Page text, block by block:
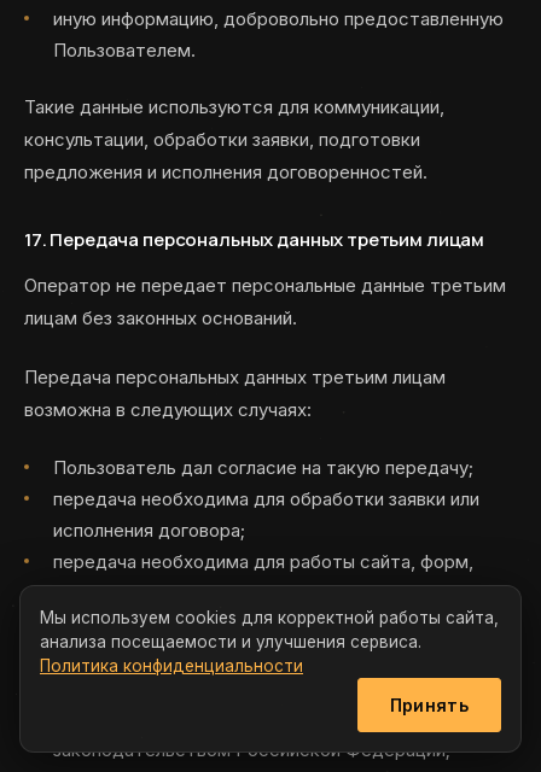
иную информацию, добровольно предоставленную
Пользователем.
Такие данные используются для коммуникации,
консультации, обработки заявки, подготовки
предложения и исполнения договоренностей.
17. Передача персональных данных третьим лицам
Оператор не передает персональные данные третьим
лицам без законных оснований.
Передача персональных данных третьим лицам
возможна в следующих случаях:
Пользователь дал согласие на такую передачу;
передача необходима для обработки заявки или
исполнения договора;
передача необходима для работы сайта, форм,
CRM, онлайн-чата, аналитики или иных технических
сервисов;
передача требуется по закону, запросу суда,
уполномоченного государственного органа или в
законодательством Российской Федерации;
Мы используем cookies для корректной работы сайта,
анализа посещаемости и улучшения сервиса.
Политика конфиденциальности
Принять